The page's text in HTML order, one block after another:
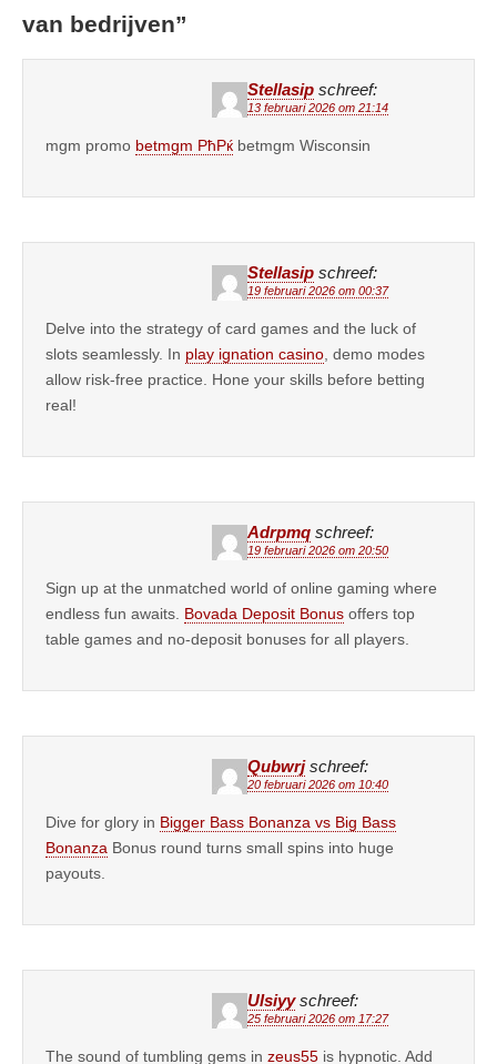
van bedrijven”
Stellasip schreef:
13 februari 2026 om 21:14
mgm promo betmgm РћРќ betmgm Wisconsin
Stellasip schreef:
19 februari 2026 om 00:37
Delve into the strategy of card games and the luck of
slots seamlessly. In play ignation casino, demo modes
allow risk-free practice. Hone your skills before betting
real!
Adrpmq schreef:
19 februari 2026 om 20:50
Sign up at the unmatched world of online gaming where
endless fun awaits. Bovada Deposit Bonus offers top
table games and no-deposit bonuses for all players.
Qubwrj schreef:
20 februari 2026 om 10:40
Dive for glory in Bigger Bass Bonanza vs Big Bass
Bonanza Bonus round turns small spins into huge
payouts.
Ulsiyy schreef:
25 februari 2026 om 17:27
The sound of tumbling gems in zeus55 is hypnotic. Add